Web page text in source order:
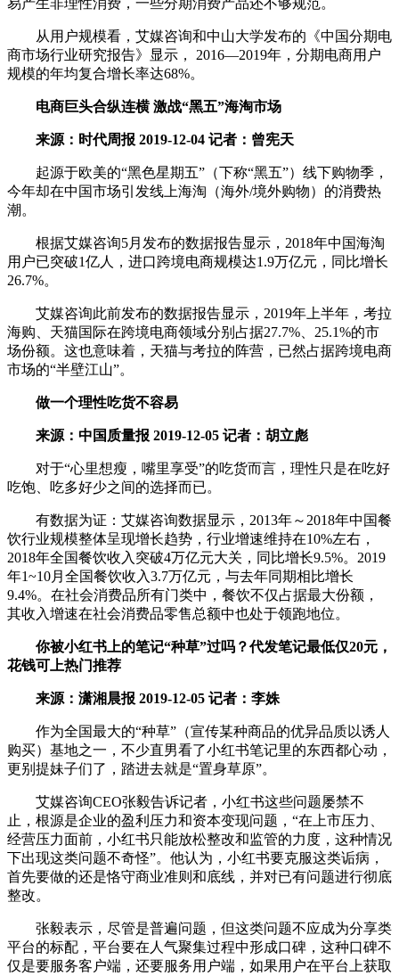
易产生非理性消费，一些分期消费产品还不够规范。
从用户规模看，艾媒咨询和中山大学发布的《中国分期电
商市场行业研究报告》显示， 2016—2019年，分期电商用户
规模的年均复合增长率达68%。
电商巨头合纵连横 激战“黑五”海淘市场
来源：时代周报 2019-12-04 记者：曾宪天
起源于欧美的“黑色星期五”（下称“黑五”）线下购物季，
今年却在中国市场引发线上海淘（海外/境外购物）的消费热
潮。
根据艾媒咨询5月发布的数据报告显示，2018年中国海淘
用户已突破1亿人，进口跨境电商规模达1.9万亿元，同比增长
26.7%。
艾媒咨询此前发布的数据报告显示，2019年上半年，考拉
海购、天猫国际在跨境电商领域分别占据27.7%、25.1%的市
场份额。这也意味着，天猫与考拉的阵营，已然占据跨境电商
市场的“半壁江山”。
做一个理性吃货不容易
来源：中国质量报 2019-12-05 记者：胡立彪
对于“心里想瘦，嘴里享受”的吃货而言，理性只是在吃好
吃饱、吃多好少之间的选择而已。
有数据为证：艾媒咨询数据显示，2013年～2018年中国餐
饮行业规模整体呈现增长趋势，行业增速维持在10%左右，
2018年全国餐饮收入突破4万亿元大关，同比增长9.5%。2019
年1~10月全国餐饮收入3.7万亿元，与去年同期相比增长
9.4%。在社会消费品所有门类中，餐饮不仅占据最大份额，
其收入增速在社会消费品零售总额中也处于领跑地位。
你被小红书上的笔记“种草”过吗？代发笔记最低仅20元，
花钱可上热门推荐
来源：潇湘晨报 2019-12-05 记者：李姝
作为全国最大的“种草”（宣传某种商品的优异品质以诱人
购买）基地之一，不少直男看了小红书笔记里的东西都心动，
更别提妹子们了，踏进去就是“置身草原”。
艾媒咨询CEO张毅告诉记者，小红书这些问题屡禁不
止，根源是企业的盈利压力和资本变现问题，“在上市压力、
经营压力面前，小红书只能放松整改和监管的力度，这种情况
下出现这类问题不奇怪”。他认为，小红书要克服这类诟病，
首先要做的还是恪守商业准则和底线，并对已有问题进行彻底
整改。
张毅表示，尽管是普遍问题，但这类问题不应成为分享类
平台的标配，平台要在人气聚集过程中形成口碑，这种口碑不
仅是要服务客户端，还要服务用户端，如果用户在平台上获取